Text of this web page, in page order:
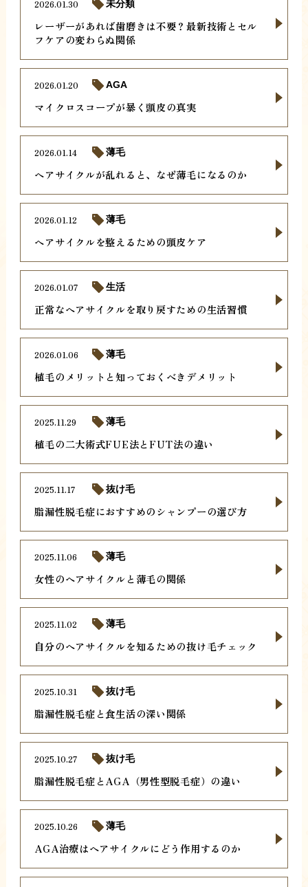
レーザーがあれば歯磨きは不要？最新技術とセル
フケアの変わらぬ関係
2026.01.30 未分類
マイクロスコープが暴く頭皮の真実
2026.01.20 AGA
ヘアサイクルが乱れると、なぜ薄毛になるのか
2026.01.14 薄毛
ヘアサイクルを整えるための頭皮ケア
2026.01.12 薄毛
正常なヘアサイクルを取り戻すための生活習慣
2026.01.07 生活
植毛のメリットと知っておくべきデメリット
2026.01.06 薄毛
植毛の二大術式FUE法とFUT法の違い
2025.11.29 薄毛
脂漏性脱毛症におすすめのシャンプーの選び方
2025.11.17 抜け毛
女性のヘアサイクルと薄毛の関係
2025.11.06 薄毛
自分のヘアサイクルを知るための抜け毛チェック
2025.11.02 薄毛
脂漏性脱毛症と食生活の深い関係
2025.10.31 抜け毛
脂漏性脱毛症とAGA（男性型脱毛症）の違い
2025.10.27 抜け毛
AGA治療はヘアサイクルにどう作用するのか
2025.10.26 薄毛